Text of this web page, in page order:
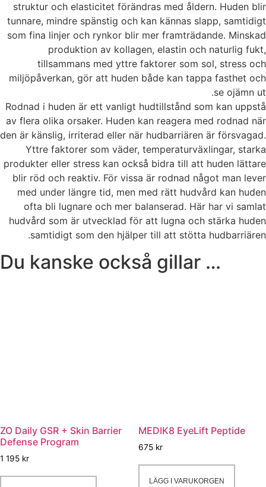
struktur och elasticitet förändras med åldern. Huden blir
tunnare, mindre spänstig och kan kännas slapp, samtidigt
som fina linjer och rynkor blir mer framträdande. Minskad
produktion av kollagen, elastin och naturlig fukt,
tillsammans med yttre faktorer som sol, stress och
miljöpåverkan, gör att huden både kan tappa fasthet och
se ojämn ut.
Rodnad i huden är ett vanligt hudtillstånd som kan uppstå
av flera olika orsaker. Huden kan reagera med rodnad när
den är känslig, irriterad eller när hudbarriären är försvagad.
Yttre faktorer som väder, temperaturväxlingar, starka
produkter eller stress kan också bidra till att huden lättare
blir röd och reaktiv. För vissa är rodnad något man lever
med under längre tid, men med rätt hudvård kan huden
ofta bli lugnare och mer balanserad. Här har vi samlat
hudvård som är utvecklad för att lugna och stärka huden
samtidigt som den hjälper till att stötta hudbarriären.
Du kanske också gillar …
ZO Daily GSR + Skin Barrier
Defense Program
1 195 kr
MEDIK8 EyeLift Peptide
675 kr
LÄGG I VARUKORGEN